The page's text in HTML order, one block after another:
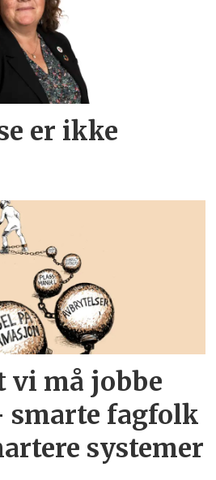
er ikke
vi må jobbe
smarte fagfolk
systemer